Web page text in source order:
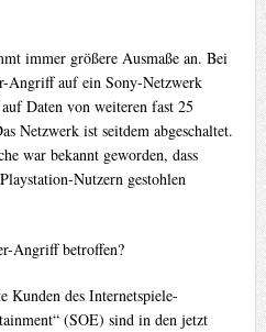
immer größere Ausmaße an. Bei
Angriff auf ein Sony-Netzwerk
Daten von weiteren fast 25
Netzwerk ist seitdem abgeschaltet.
war bekannt geworden, dass
Nutzern gestohlen
Angriff betroffen?
des Internetspiele-
(SOE) sind in den jetzt